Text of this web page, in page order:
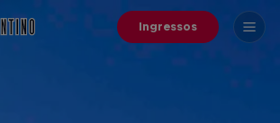
Ingressos